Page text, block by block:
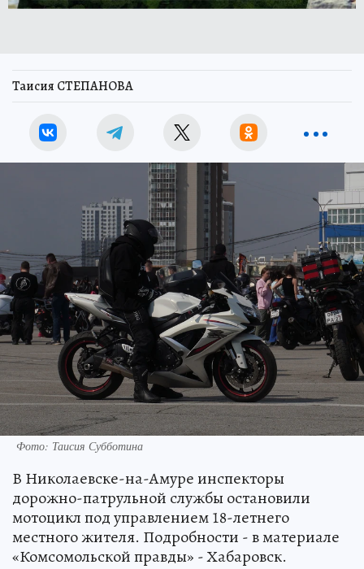
Таисия СТЕПАНОВА
Фото: Таисия Субботина
В Николаевске-на-Амуре инспекторы
дорожно-патрульной службы остановили
мотоцикл под управлением 18-летнего
местного жителя. Подробности - в материале
«Комсомольской правды» - Хабаровск.